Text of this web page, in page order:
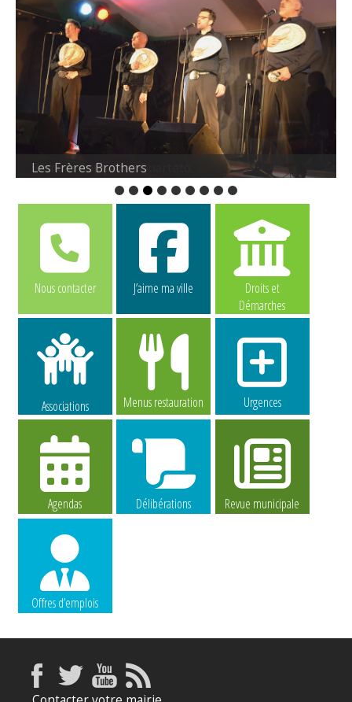
Les Frères Brothers
Nous contacter J’aime ma ville
Droits et
Démarches
Associations Menus restauration Urgences
Agendas Délibérations Revue municipale
Offres d’emplois